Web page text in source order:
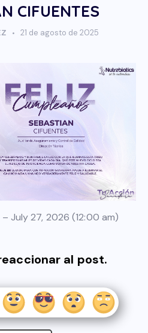
CIFUENTES
21 de agosto de 2025
July 27, 2026 (12:00 am)
al post.